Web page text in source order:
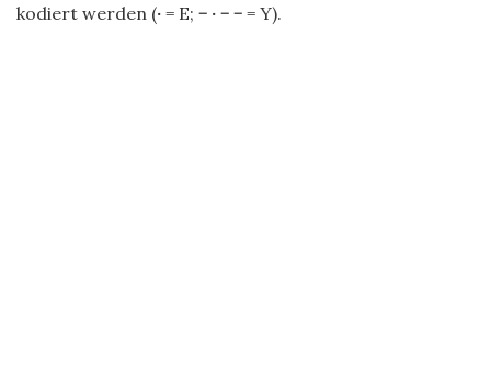
kodiert werden (· = E; − · − − = Y).